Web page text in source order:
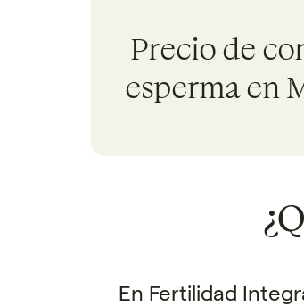
Precio de
esperma en
En Fertilidad